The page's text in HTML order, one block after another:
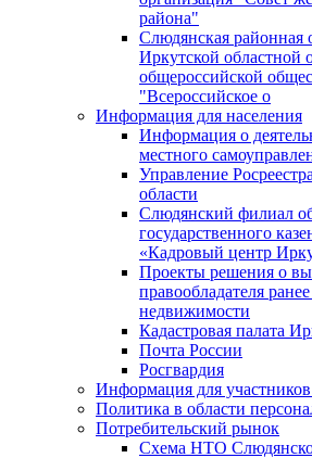
района"
Слюдянская районная
Иркутской областной
общероссийской
"Всероссийское о
Информация для населения
Информация о
местного
Управление
области
Слюдянский филиал
государственного
«Кадровый центр
Проекты решения о
правообладателя
недвижимости
Кадастровая палата
Почта России
Росгвардия
Информация для
Политика в области
Потребительский рынок
Схема НТО